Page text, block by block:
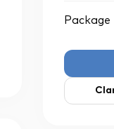
Package